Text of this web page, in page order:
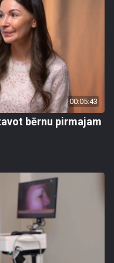
00:05:43
bērnu pirmajam